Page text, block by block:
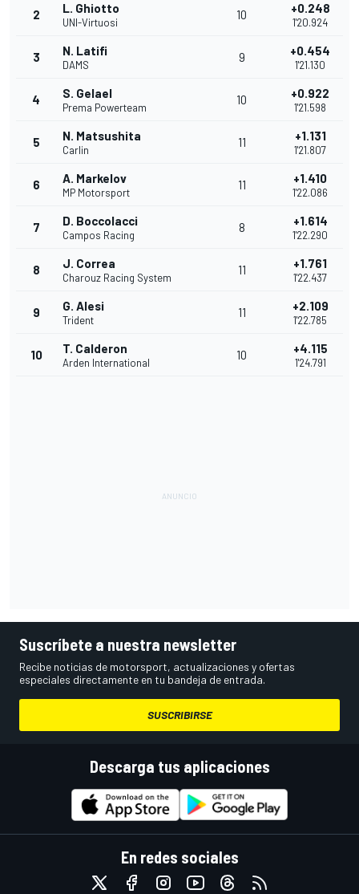
2 L. Ghiotto
UNI-Virtuosi
10 +0.248
1'20.924
3 N. Latifi
DAMS
9 +0.454
1'21.130
4 S. Gelael
Prema Powerteam
10 +0.922
1'21.598
5 N. Matsushita
Carlin
11 +1.131
1'21.807
6 A. Markelov
MP Motorsport
11 +1.410
1'22.086
7 D. Boccolacci
Campos Racing
8 +1.614
1'22.290
8 J. Correa
Charouz Racing System
11 +1.761
1'22.437
9 G. Alesi
Trident
11 +2.109
1'22.785
10 T. Calderon
Arden International
10 +4.115
1'24.791
Suscríbete a nuestra newsletter
Recibe noticias de motorsport, actualizaciones y ofertas
especiales directamente en tu bandeja de entrada.
SUSCRIBIRSE
Descarga tus aplicaciones
En redes sociales